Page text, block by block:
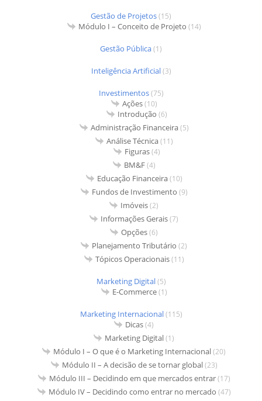
Gestão de Projetos(15)
Módulo I – Conceito de Projeto (14)
Gestão Pública(1)
Inteligência Artificial(3)
Investimentos(75)
Ações(10)
Introdução (6)
Administração Financeira(5)
Análise Técnica(11)
Figuras(4)
BM&F(4)
Educação Financeira(10)
Fundos de Investimento (9)
Imóveis(2)
Informações Gerais(7)
Opções(6)
Planejamento Tributário (2)
Tópicos Operacionais(11)
Marketing Digital(5)
E-Commerce(1)
Marketing Internacional(115)
Dicas(4)
Marketing Digital(1)
Módulo I – O que é o Marketing Internacional(20)
Módulo II – A decisão de se tornar global(23)
Módulo III – Decidindo em que mercados entrar(17)
Módulo IV – Decidindo como entrar no mercado (47)